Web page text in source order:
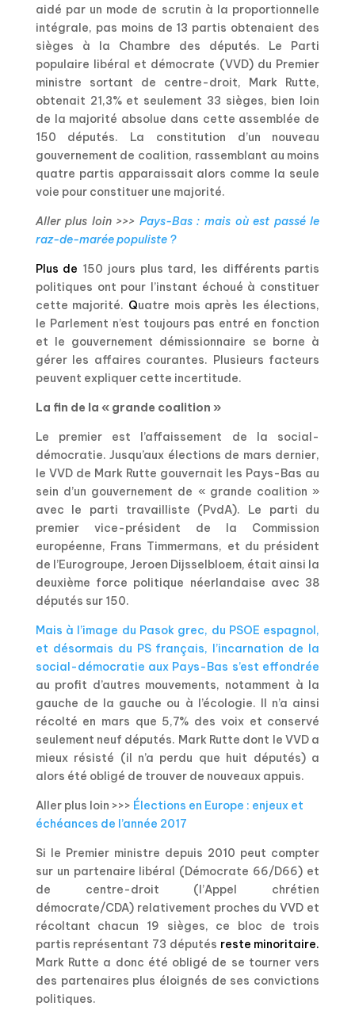
aidé par un mode de scrutin à la proportionnelle
intégrale, pas moins de 13 partis obtenaient des
sièges à la Chambre des députés. Le Parti
populaire libéral et démocrate (VVD) du Premier
ministre sortant de centre-droit, Mark Rutte,
obtenait 21,3% et seulement 33 sièges, bien loin
de la majorité absolue dans cette assemblée de
150 députés. La constitution d’un nouveau
gouvernement de coalition, rassemblant au moins
quatre partis apparaissait alors comme la seule
voie pour constituer une majorité.
Aller plus loin >>> Pays-Bas : mais où est passé le
raz-de-marée populiste ?
Plus de 150 jours plus tard, les différents partis
politiques ont pour l’instant échoué à constituer
cette majorité. Quatre mois après les élections,
le Parlement n’est toujours pas entré en fonction
et le gouvernement démissionnaire se borne à
gérer les affaires courantes. Plusieurs facteurs
peuvent expliquer cette incertitude.
La fin de la « grande coalition »
Le premier est l’affaissement de la social-
démocratie. Jusqu’aux élections de mars dernier,
le VVD de Mark Rutte gouvernait les Pays-Bas au
sein d’un gouvernement de « grande coalition »
avec le parti travailliste (PvdA). Le parti du
premier vice-président de la Commission
européenne, Frans Timmermans, et du président
de l’Eurogroupe, Jeroen Dijsselbloem, était ainsi la
deuxième force politique néerlandaise avec 38
députés sur 150.
Mais à l’image du Pasok grec, du PSOE espagnol,
et désormais du PS français, l’incarnation de la
social-démocratie aux Pays-Bas s’est effondrée
au profit d’autres mouvements, notamment à la
gauche de la gauche ou à l’écologie. Il n’a ainsi
récolté en mars que 5,7% des voix et conservé
seulement neuf députés. Mark Rutte dont le VVD a
mieux résisté (il n’a perdu que huit députés) a
alors été obligé de trouver de nouveaux appuis.
Aller plus loin >>> Élections en Europe : enjeux et
échéances de l’année 2017
Si le Premier ministre depuis 2010 peut compter
sur un partenaire libéral (Démocrate 66/D66) et
de centre-droit (l’Appel chrétien
démocrate/CDA) relativement proches du VVD et
récoltant chacun 19 sièges, ce bloc de trois
partis représentant 73 députés reste minoritaire.
Mark Rutte a donc été obligé de se tourner vers
des partenaires plus éloignés de ses convictions
politiques.